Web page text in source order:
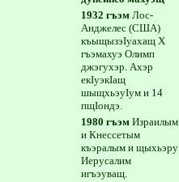
1932 гъэм Лос-
Анджелес (США)
къыщызэIуахащ Х
гъэмахуэ Олимп
джэгухэр. Ахэр
екIуэкIащ
шыщхьэуIум и 14
пщIондэ.
1980 гъэм Израилым
и Кнессетым
къэралым и щыхьэру
Иерусалим
игъэуващ.